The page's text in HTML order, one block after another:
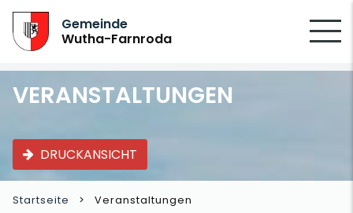
Gemeinde
Wutha-Farnroda
VERANSTALTUNGEN
DRUCKANSICHT
Startseite Veranstaltungen